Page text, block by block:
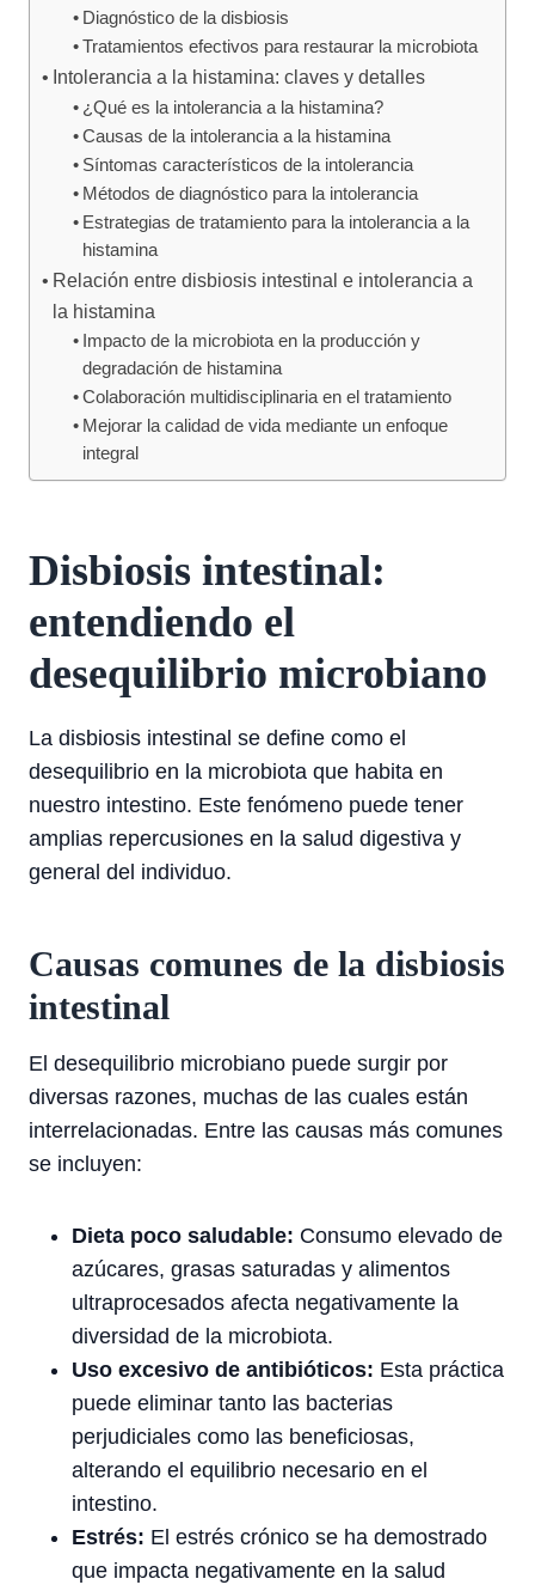
Diagnóstico de la disbiosis
Tratamientos efectivos para restaurar la microbiota
Intolerancia a la histamina: claves y detalles
¿Qué es la intolerancia a la histamina?
Causas de la intolerancia a la histamina
Síntomas característicos de la intolerancia
Métodos de diagnóstico para la intolerancia
Estrategias de tratamiento para la intolerancia a la
histamina
Relación entre disbiosis intestinal e intolerancia a
la histamina
Impacto de la microbiota en la producción y
degradación de histamina
Colaboración multidisciplinaria en el tratamiento
Mejorar la calidad de vida mediante un enfoque
integral
Disbiosis intestinal:
entendiendo el
desequilibrio microbiano
La disbiosis intestinal se define como el
desequilibrio en la microbiota que habita en
nuestro intestino. Este fenómeno puede tener
amplias repercusiones en la salud digestiva y
general del individuo.
Causas comunes de la disbiosis
intestinal
El desequilibrio microbiano puede surgir por
diversas razones, muchas de las cuales están
interrelacionadas. Entre las causas más comunes
se incluyen:
Dieta poco saludable: Consumo elevado de
azúcares, grasas saturadas y alimentos
ultraprocesados afecta negativamente la
diversidad de la microbiota.
Uso excesivo de antibióticos: Esta práctica
puede eliminar tanto las bacterias
perjudiciales como las beneficiosas,
alterando el equilibrio necesario en el
intestino.
Estrés: El estrés crónico se ha demostrado
que impacta negativamente en la salud